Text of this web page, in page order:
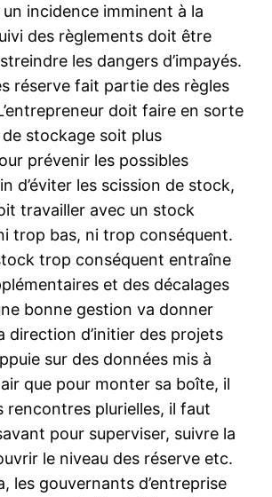
un incidence imminent à la
des règlements doit être
les dangers d’impayés.
réserve fait partie des règles
doit faire en sorte
de stockage soit plus
prévenir les possibles
d’éviter les scission de stock,
travailler avec un stock
trop bas, ni trop conséquent.
trop conséquent entraîne
et des décalages
bonne gestion va donner
direction d’initier des projets
sur des données mis à
que pour monter sa boîte, il
rencontres plurielles, il faut
pour superviser, suivre la
le niveau des réserve etc.
les gouvernants d’entreprise